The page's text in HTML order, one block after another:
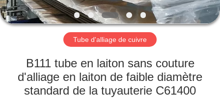
DE
NOUS
VISITE
D'USINE
Tube d'alliage de cuivre
B111 tube en laiton sans couture
d'alliage en laiton de faible diamètre
standard de la tuyauterie C61400